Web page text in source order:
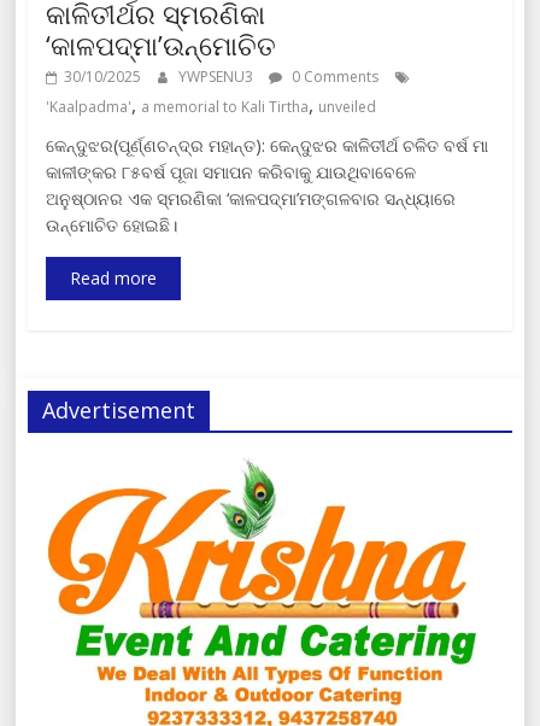
କାଳିତୀର୍ଥର ସ୍ମରଣିକା
‘କାଳପଦ୍ମା’ଉନ୍ମୋଚିତ
30/10/2025 YWPSENU3
0 Comments
'Kaalpadma', a memorial to Kali Tirtha, unveiled
କେନ୍ଦୁଝର(ପୂର୍ଣ୍ଣଚନ୍ଦ୍ର ମହାନ୍ତ): କେନ୍ଦୁଝର କାଳିତୀର୍ଥ ଚଳିତ ବର୍ଷ ମା
କାଳୀଙ୍କର ୮୫ବର୍ଷ ପୂଜା ସମାପନ କରିବାକୁ ଯାଉଥିବାବେଳେ
ଅନୁଷ୍ଠାନର ଏକ ସ୍ମରଣିକା ‘କାଳପଦ୍ମା’ମଙ୍ଗଳବାର ସନ୍ଧ୍ୟାରେ
ଉନ୍ମୋଚିତ ହୋଇଛି।
Read more
Advertisement